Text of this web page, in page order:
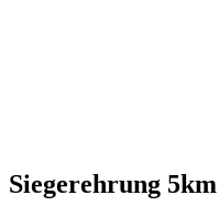
Siegerehrung